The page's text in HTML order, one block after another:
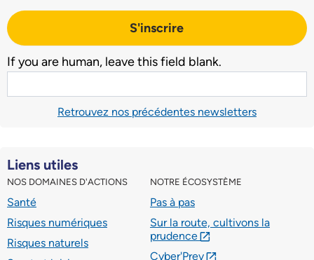
Liens utiles
NOS DOMAINES D'ACTIONS
Santé
Risques numériques
Risques naturels
NOTRE ÉCOSYSTÈME
Pas à pas
Sur la route, cultivons la
prudence lien externe
Cyber'Prev
S'inscrire
If you are human, leave this field blank.
Retrouvez nos précédentes newsletters